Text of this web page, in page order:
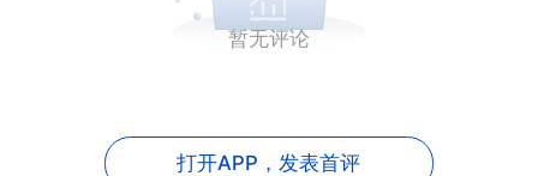
暂无评论
打开APP， 发表首评